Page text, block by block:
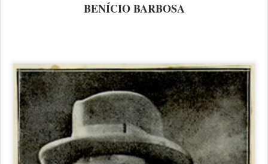
BENÍCIO BARBOSA